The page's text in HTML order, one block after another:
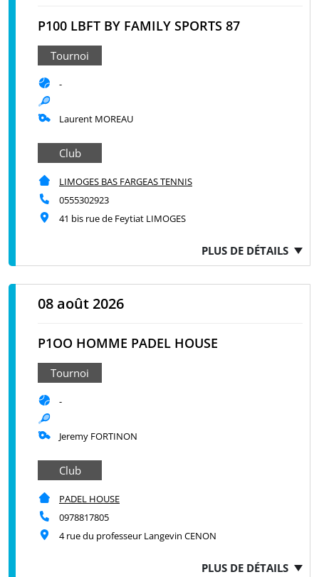
P100 LBFT BY FAMILY SPORTS 87
Tournoi
-
Laurent MOREAU
Club
LIMOGES BAS FARGEAS TENNIS
0555302923
41 bis rue de Feytiat LIMOGES
PLUS DE DÉTAILS
08 août 2026
P1OO HOMME PADEL HOUSE
Tournoi
-
Jeremy FORTINON
Club
PADEL HOUSE
0978817805
4 rue du professeur Langevin CENON
PLUS DE DÉTAILS